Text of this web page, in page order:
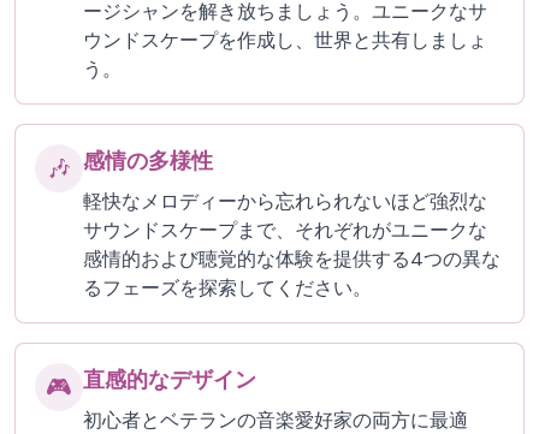
ージシャンを解き放ちましょう。ユニークなサ
ウンドスケープを作成し、世界と共有しましょ
う。
🎶 感情の多様性
軽快なメロディーから忘れられないほど強烈な
サウンドスケープまで、それぞれがユニークな
感情的および聴覚的な体験を提供する4つの異な
るフェーズを探索してください。
🎮 直感的なデザイン
初心者とベテランの音楽愛好家の両方に最適